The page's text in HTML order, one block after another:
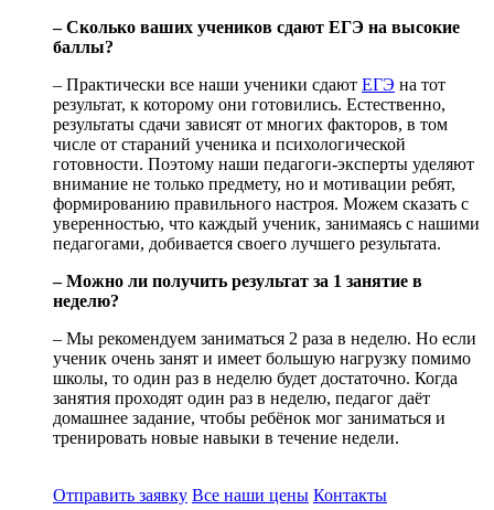
– Сколько ваших учеников сдают ЕГЭ на высокие
баллы?
– Практически все наши ученики сдают ЕГЭ на тот
результат, к которому они готовились. Естественно,
результаты сдачи зависят от многих факторов, в том
числе от стараний ученика и психологической
готовности. Поэтому наши педагоги-эксперты уделяют
внимание не только предмету, но и мотивации ребят,
формированию правильного настроя. Можем сказать с
уверенностью, что каждый ученик, занимаясь с нашими
педагогами, добивается своего лучшего результата.
– Можно ли получить результат за 1 занятие в
неделю?
– Мы рекомендуем заниматься 2 раза в неделю. Но если
ученик очень занят и имеет большую нагрузку помимо
школы, то один раз в неделю будет достаточно. Когда
занятия проходят один раз в неделю, педагог даёт
домашнее задание, чтобы ребёнок мог заниматься и
тренировать новые навыки в течение недели.
Отправить заявку Все наши цены Контакты